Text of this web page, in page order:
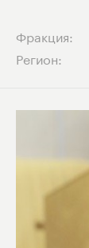
Фракция:
Регион: